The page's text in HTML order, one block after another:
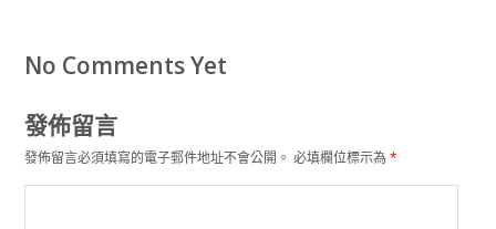
No Comments Yet
發佈留言
發佈留言必須填寫的電子郵件地址不會公開。 必填欄位標示為*